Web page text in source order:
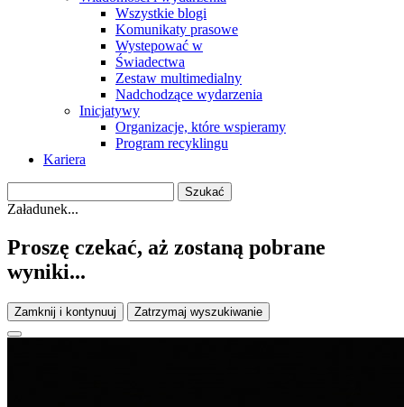
Wszystkie blogi
Komunikaty prasowe
Wystepować w
Świadectwa
Zestaw multimedialny
Nadchodzące wydarzenia
Inicjatywy
Organizacje, które wspieramy
Program recyklingu
Kariera
Załadunek...
Proszę czekać, aż zostaną pobrane
wyniki...
Zamknij i kontynuuj Zatrzymaj wyszukiwanie